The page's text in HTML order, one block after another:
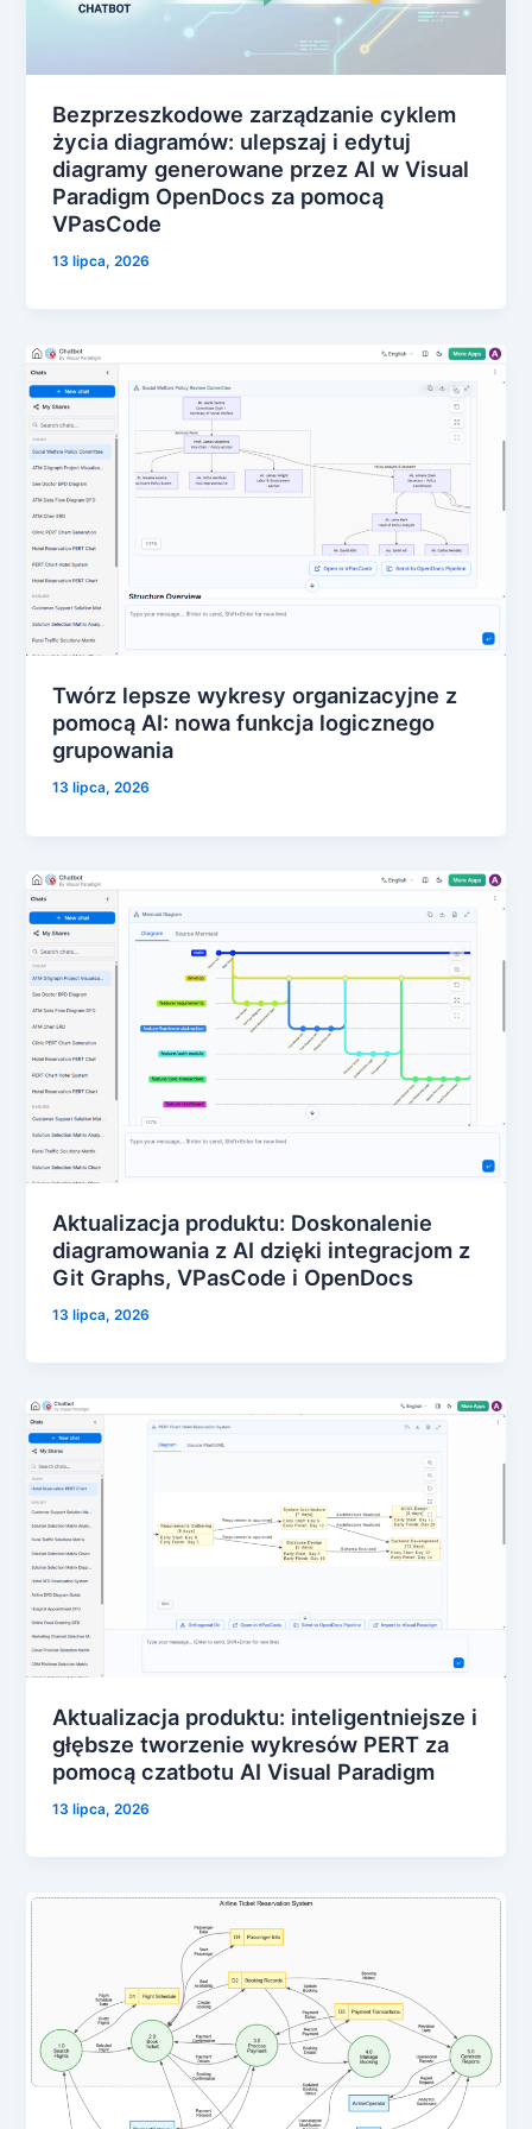
Bezprzeszkodowe zarządzanie cyklem
życia diagramów: ulepszaj i edytuj
diagramy generowane przez AI w Visual
Paradigm OpenDocs za pomocą
VPasCode
13 lipca, 2026
Twórz lepsze wykresy organizacyjne z
pomocą AI: nowa funkcja logicznego
grupowania
13 lipca, 2026
Aktualizacja produktu: Doskonalenie
diagramowania z AI dzięki integracjom z
Git Graphs, VPasCode i OpenDocs
13 lipca, 2026
Aktualizacja produktu: inteligentniejsze i
głębsze tworzenie wykresów PERT za
pomocą czatbotu AI Visual Paradigm
13 lipca, 2026